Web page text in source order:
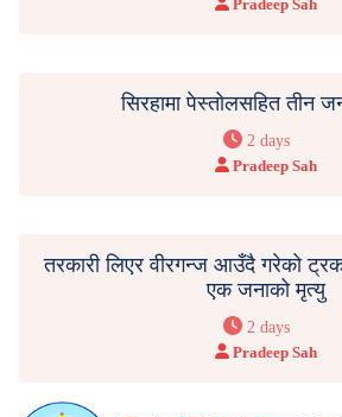
Pradeep Sah
सिरहामा पेस्तोलसहित तीन
2 days
Pradeep Sah
तरकारी लिएर वीरगन्ज आउँदै गरेको ट्रक
एक जनाको मृत्यु
2 days
Pradeep Sah